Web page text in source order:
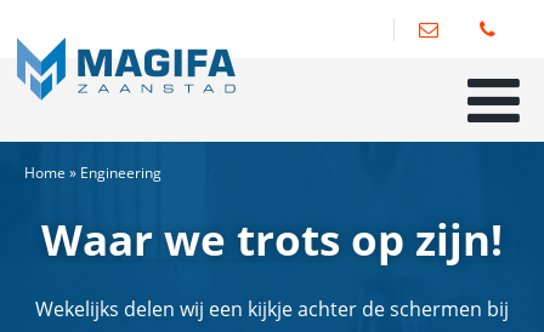
Home » Engineering
Waar we trots op zijn!
Wekelijks delen wij een kijkje achter de schermen bij